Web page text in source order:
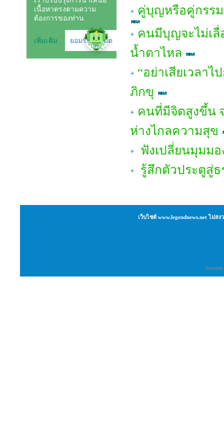
คู่บุญหรือคู่กรร
คนมีบุญจะไม่เลื่
น้ำตาไหล
“อย่าเสียเวลา
ภิกขุ
คนที่มีจิตสูงขึ้น
ห่างไกลความสุข
ฟังเปลี่ยนมุมมอ
รู้สึกตัวประตูสู่
เว็บไซต์ www.legendnews.net ไม่